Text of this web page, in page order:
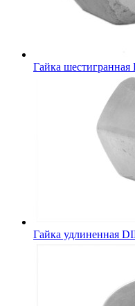
Гайка шестигранная
Гайка удлиненная